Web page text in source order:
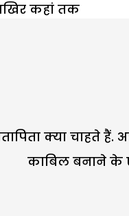
कहां तक
क्या चाहते
काबिल बनाने के